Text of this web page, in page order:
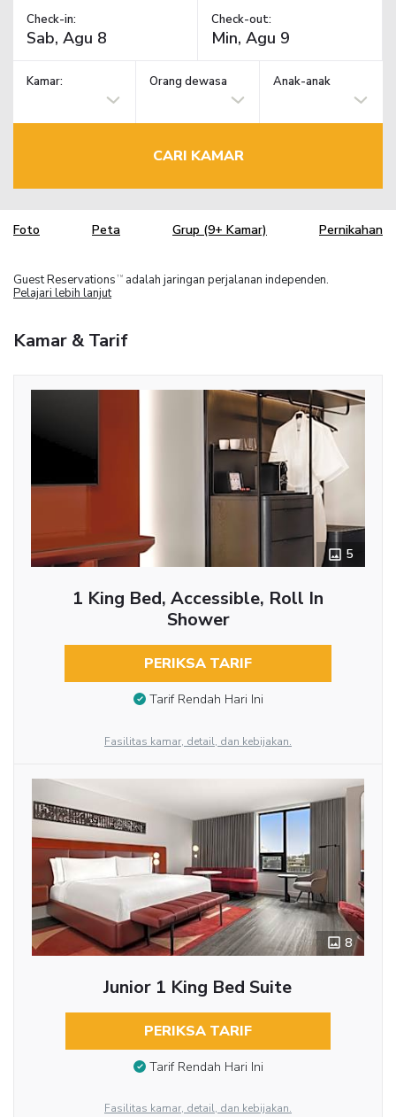
Check-in: Check-out:
Kamar: Orang dewasa Anak-anak
CARI KAMAR
Foto Peta Grup (9+ Kamar) Pernikahan
Guest Reservations TM
adalah jaringan perjalanan independen.
Pelajari lebih lanjut
Kamar & Tarif
5
1 King Bed, Accessible, Roll In
Shower
PERIKSA TARIF
Tarif Rendah Hari Ini
Fasilitas kamar, detail, dan kebijakan.
8
Junior 1 King Bed Suite
PERIKSA TARIF
Tarif Rendah Hari Ini
Fasilitas kamar, detail, dan kebijakan.